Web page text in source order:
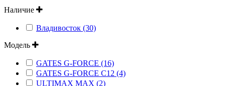
Наличие
Владивосток (30)
Модель
GATES G-FORCE (16)
GATES G-FORCE C12 (4)
ULTIMAX MAX (2)